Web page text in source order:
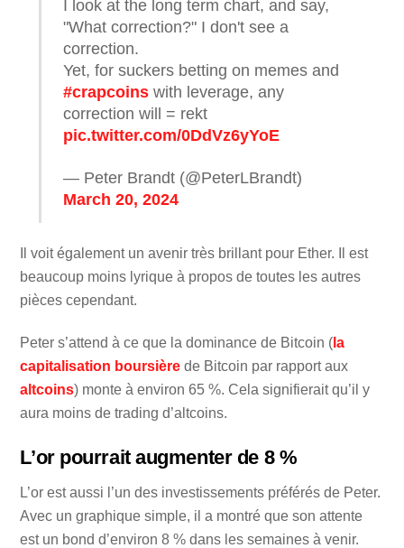
I look at the long term chart, and say,
"What correction?" I don't see a
correction.
Yet, for suckers betting on memes and
#crapcoins with leverage, any
correction will = rekt
pic.twitter.com/0DdVz6yYoE
— Peter Brandt (@PeterLBrandt)
March 20, 2024
Il voit également un avenir très brillant pour Ether. Il est
beaucoup moins lyrique à propos de toutes les autres
pièces cependant.
Peter s’attend à ce que la dominance de Bitcoin ( la
capitalisation boursière de Bitcoin par rapport aux
altcoins) monte à environ 65 %. Cela signifierait qu’il y
aura moins de trading d’altcoins.
L’or pourrait augmenter de 8 %
L’or est aussi l’un des investissements préférés de Peter.
Avec un graphique simple, il a montré que son attente
est un bond d’environ 8 % dans les semaines à venir.